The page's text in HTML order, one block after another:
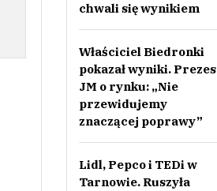
chwali się wynikiem
Właściciel Biedronki
pokazał wyniki. Prezes
JM o rynku: „Nie
przewidujemy
znaczącej poprawy”
Lidl, Pepco i TEDi w
Tarnowie. Ruszyła